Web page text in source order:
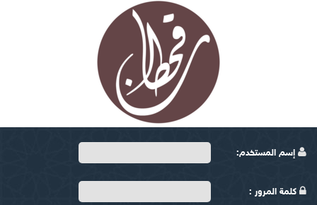
إسم المستخدم:
كلمة المرور :